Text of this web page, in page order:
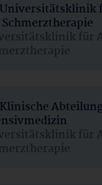
Universitätsklinik
für
Klinische
für